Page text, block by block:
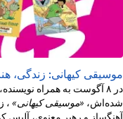
موسیقی کیهانی: زندگی،
در ۸ آگوست به همراه
شده‌اش، «موسیقی کیهانی» ،